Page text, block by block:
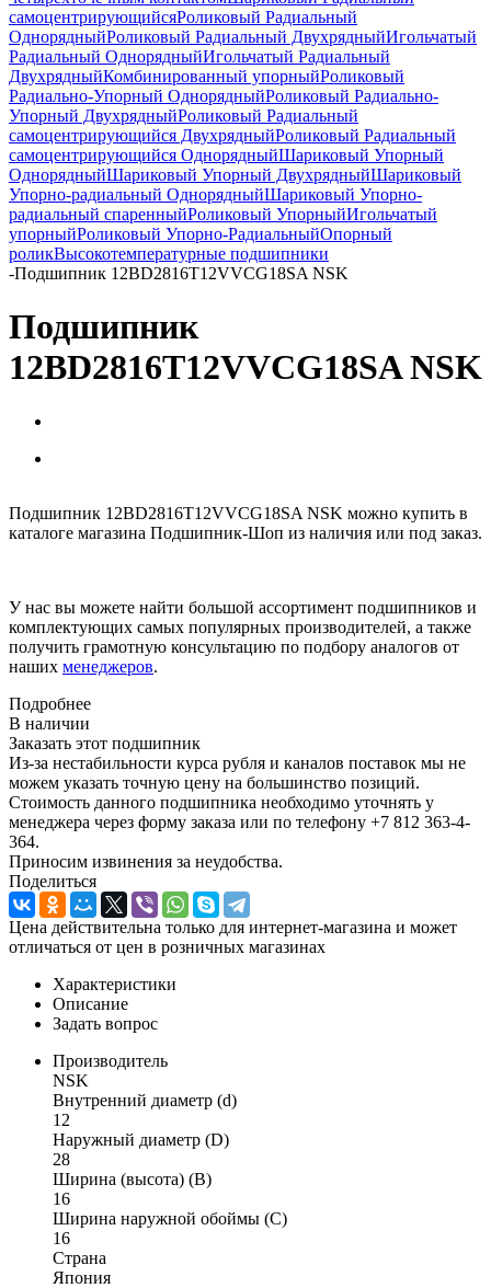
самоцентрирующийсяРоликовый Радиальный
ОднорядныйРоликовый Радиальный ДвухрядныйИгольчатый
Радиальный ОднорядныйИгольчатый Радиальный
ДвухрядныйКомбинированный упорныйРоликовый
Радиально-Упорный ОднорядныйРоликовый Радиально-
Упорный ДвухрядныйРоликовый Радиальный
самоцентрирующийся ДвухрядныйРоликовый Радиальный
самоцентрирующийся ОднорядныйШариковый Упорный
ОднорядныйШариковый Упорный ДвухрядныйШариковый
Упорно-радиальный ОднорядныйШариковый Упорно-
радиальный спаренныйРоликовый УпорныйИгольчатый
упорныйРоликовый Упорно-РадиальныйОпорный
роликВысокотемпературные подшипники
-Подшипник 12BD2816T12VVCG18SA NSK
Подшипник
12BD2816T12VVCG18SA NSK
Подшипник 12BD2816T12VVCG18SA NSK можно купить в
каталоге магазина Подшипник-Шоп из наличия или под заказ.
У нас вы можете найти большой ассортимент подшипников и
комплектующих самых популярных производителей, а также
получить грамотную консультацию по подбору аналогов от
наших менеджеров.
Подробнее
В наличии
Заказать этот подшипник
Из-за нестабильности курса рубля и каналов поставок мы не
можем указать точную цену на большинство позиций.
Стоимость данного подшипника необходимо уточнять у
менеджера через форму заказа или по телефону +7 812 363-4-
364.
Приносим извинения за неудобства.
Поделиться
Цена действительна только для интернет-магазина и может
отличаться от цен в розничных магазинах
Характеристики
Описание
Задать вопрос
Производитель
NSK
Внутренний диаметр (d)
12
Наружный диаметр (D)
28
Ширина (высота) (B)
16
Ширина наружной обоймы (C)
16
Страна
Япония